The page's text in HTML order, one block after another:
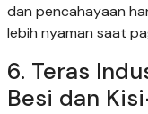
dan pencahayaan
lebih nyaman saat
6. Teras
Besi dan